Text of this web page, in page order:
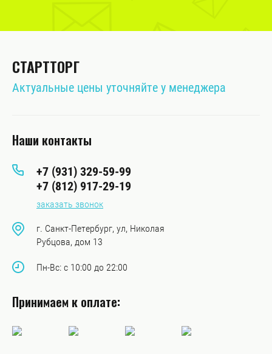
СТАРТТОРГ
Актуальные цены уточняйте у менеджера
Наши контакты
+7 (931) 329-59-99
+7 (812) 917-29-19
заказать звонок
г. Санкт-Петербург, ул, Николая
Рубцова, дом 13
Пн-Вс: с 10:00 до 22:00
Принимаем к оплате: